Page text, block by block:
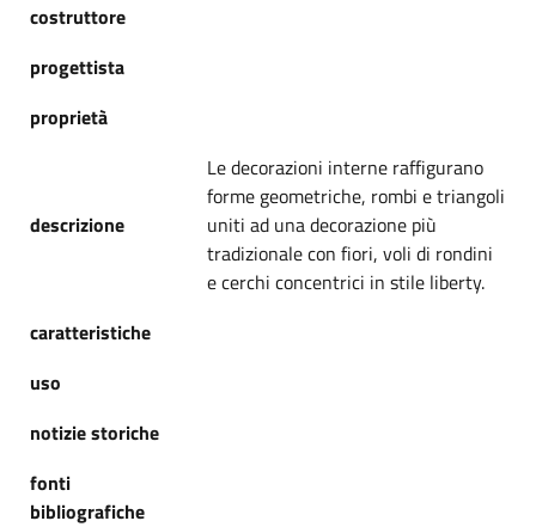
costruttore
progettista
proprietà
descrizione
Le decorazioni interne raffigurano
forme geometriche, rombi e triangoli
uniti ad una decorazione più
tradizionale con fiori, voli di rondini
e cerchi concentrici in stile liberty.
caratteristiche
uso
notizie storiche
fonti
bibliografiche